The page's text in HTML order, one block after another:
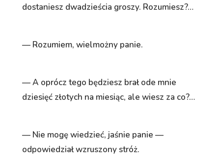
dostaniesz dwadzieścia groszy. Rozumiesz?…
— Rozumiem, wielmożny panie.
— A oprócz tego będziesz brał ode mnie
dziesięć złotych na miesiąc, ale wiesz za co?…
— Nie mogę wiedzieć, jaśnie panie —
odpowiedział wzruszony stróż.